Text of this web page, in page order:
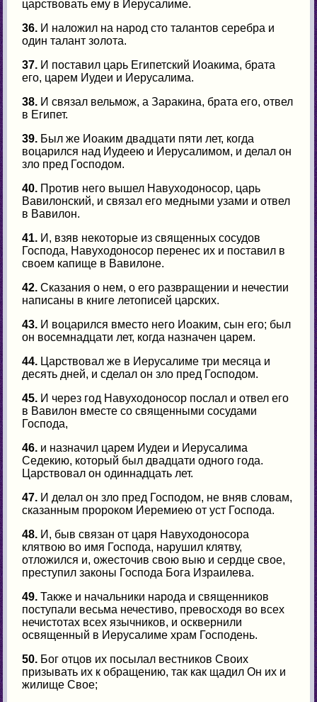
царствовать ему в Иерусалиме.
36. И наложил на народ сто талантов серебра и
один талант золота.
37. И поставил царь Египетский Иоакима, брата
его, царем Иудеи и Иерусалима.
38. И связал вельмож, а Заракина, брата его, отвел
в Египет.
39. Был же Иоаким двадцати пяти лет, когда
воцарился над Иудеею и Иерусалимом, и делал он
зло пред Господом.
40. Против него вышел Навуходоносор, царь
Вавилонский, и связал его медными узами и отвел
в Вавилон.
41. И, взяв некоторые из священных сосудов
Господа, Навуходоносор перенес их и поставил в
своем капище в Вавилоне.
42. Сказания о нем, о его развращении и нечестии
написаны в книге летописей царских.
43. И воцарился вместо него Иоаким, сын его; был
он восемнадцати лет, когда назначен царем.
44. Царствовал же в Иерусалиме три месяца и
десять дней, и сделал он зло пред Господом.
45. И через год Навуходоносор послал и отвел его
в Вавилон вместе со священными сосудами
Господа,
46. и назначил царем Иудеи и Иерусалима
Седекию, который был двадцати одного года.
Царствовал он одиннадцать лет.
47. И делал он зло пред Господом, не вняв словам,
сказанным пророком Иеремиею от уст Господа.
48. И, быв связан от царя Навуходоносора
клятвою во имя Господа, нарушил клятву,
отложился и, ожесточив свою выю и сердце свое,
преступил законы Господа Бога Израилева.
49. Также и начальники народа и священников
поступали весьма нечестиво, превосходя во всех
нечистотах всех язычников, и осквернили
освященный в Иерусалиме храм Господень.
50. Бог отцов их посылал вестников Своих
призывать их к обращению, так как щадил Он их и
жилище Свое;